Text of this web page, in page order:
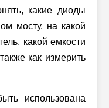
какие диоды
мосту, на какой
какой емкости
как измерить
использована